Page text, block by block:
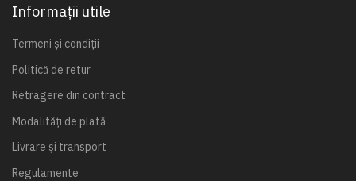
Informații utile
Termeni și condiții
Politică de retur
Retragere din contract
Modalități de plată
Livrare și transport
Regulamente